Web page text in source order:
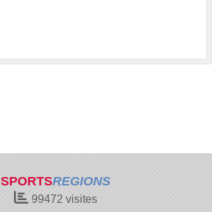
SPORTSREGIONS
99472 visites